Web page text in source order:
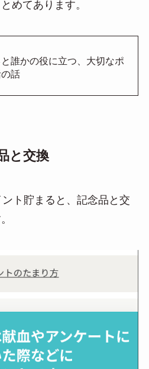
めてあります。
と誰かの役に立つ、大切なポ
話
と交換
ト貯まると、記念品と交